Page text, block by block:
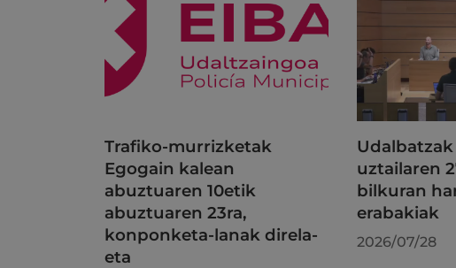
Trafiko-murrizketak
Egogain kalean
abuztuaren 10etik
abuztuaren 23ra,
konponketa-lanak direla-
eta
uztailaren
bilkuran
erabakiak
2026/07/28